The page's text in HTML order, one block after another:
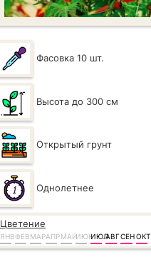
Фасовка 10 шт.
Высота до 300 см
Открытый грунт
Однолетнее
Цветение
ЯНВФЕВМАРАПР МАЙИЮНИЮЛАВГСЕНОКТ